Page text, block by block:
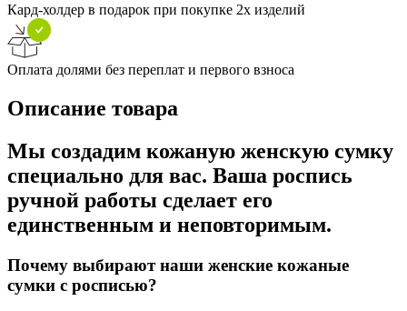
Кард-холдер в подарок при покупке 2х изделий
Оплата долями без переплат и первого взноса
Описание товара
Мы создадим кожаную женскую сумку
специально для вас. Ваша роспись
ручной работы сделает его
единственным и неповторимым.
Почему выбирают наши женские кожаные
сумки с росписью?